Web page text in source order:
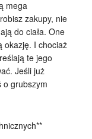
mega
zakupy, nie
do ciała. One
okazję. I chociaż
te jego
Jeśli już
o grubszym